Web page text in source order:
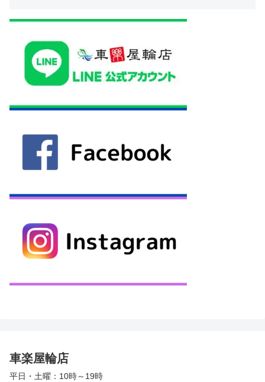
車楽屋輪店
平日・土曜：10時～19時